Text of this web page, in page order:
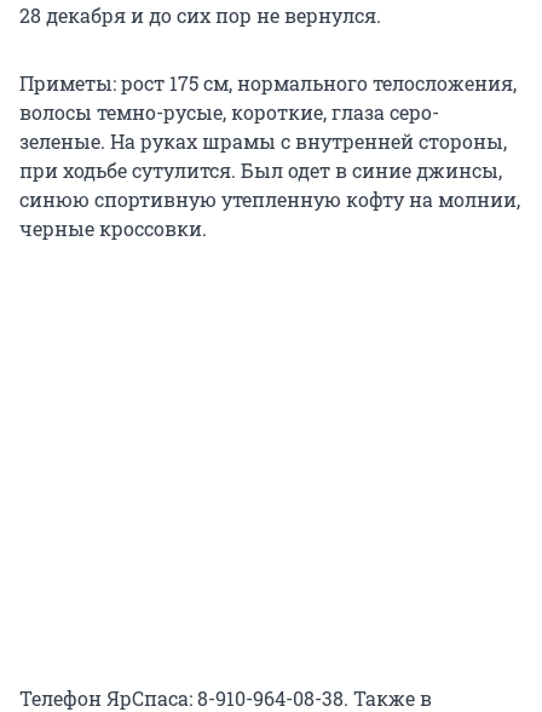
28 декабря и до сих пор не вернулся.
Приметы: рост 175 см, нормального телосложения,
волосы темно-русые, короткие, глаза серо-
зеленые. На руках шрамы с внутренней стороны,
при ходьбе сутулится. Был одет в синие джинсы,
синюю спортивную утепленную кофту на молнии,
черные кроссовки.
Телефон ЯрСпаса: 8-910-964-08-38. Также в